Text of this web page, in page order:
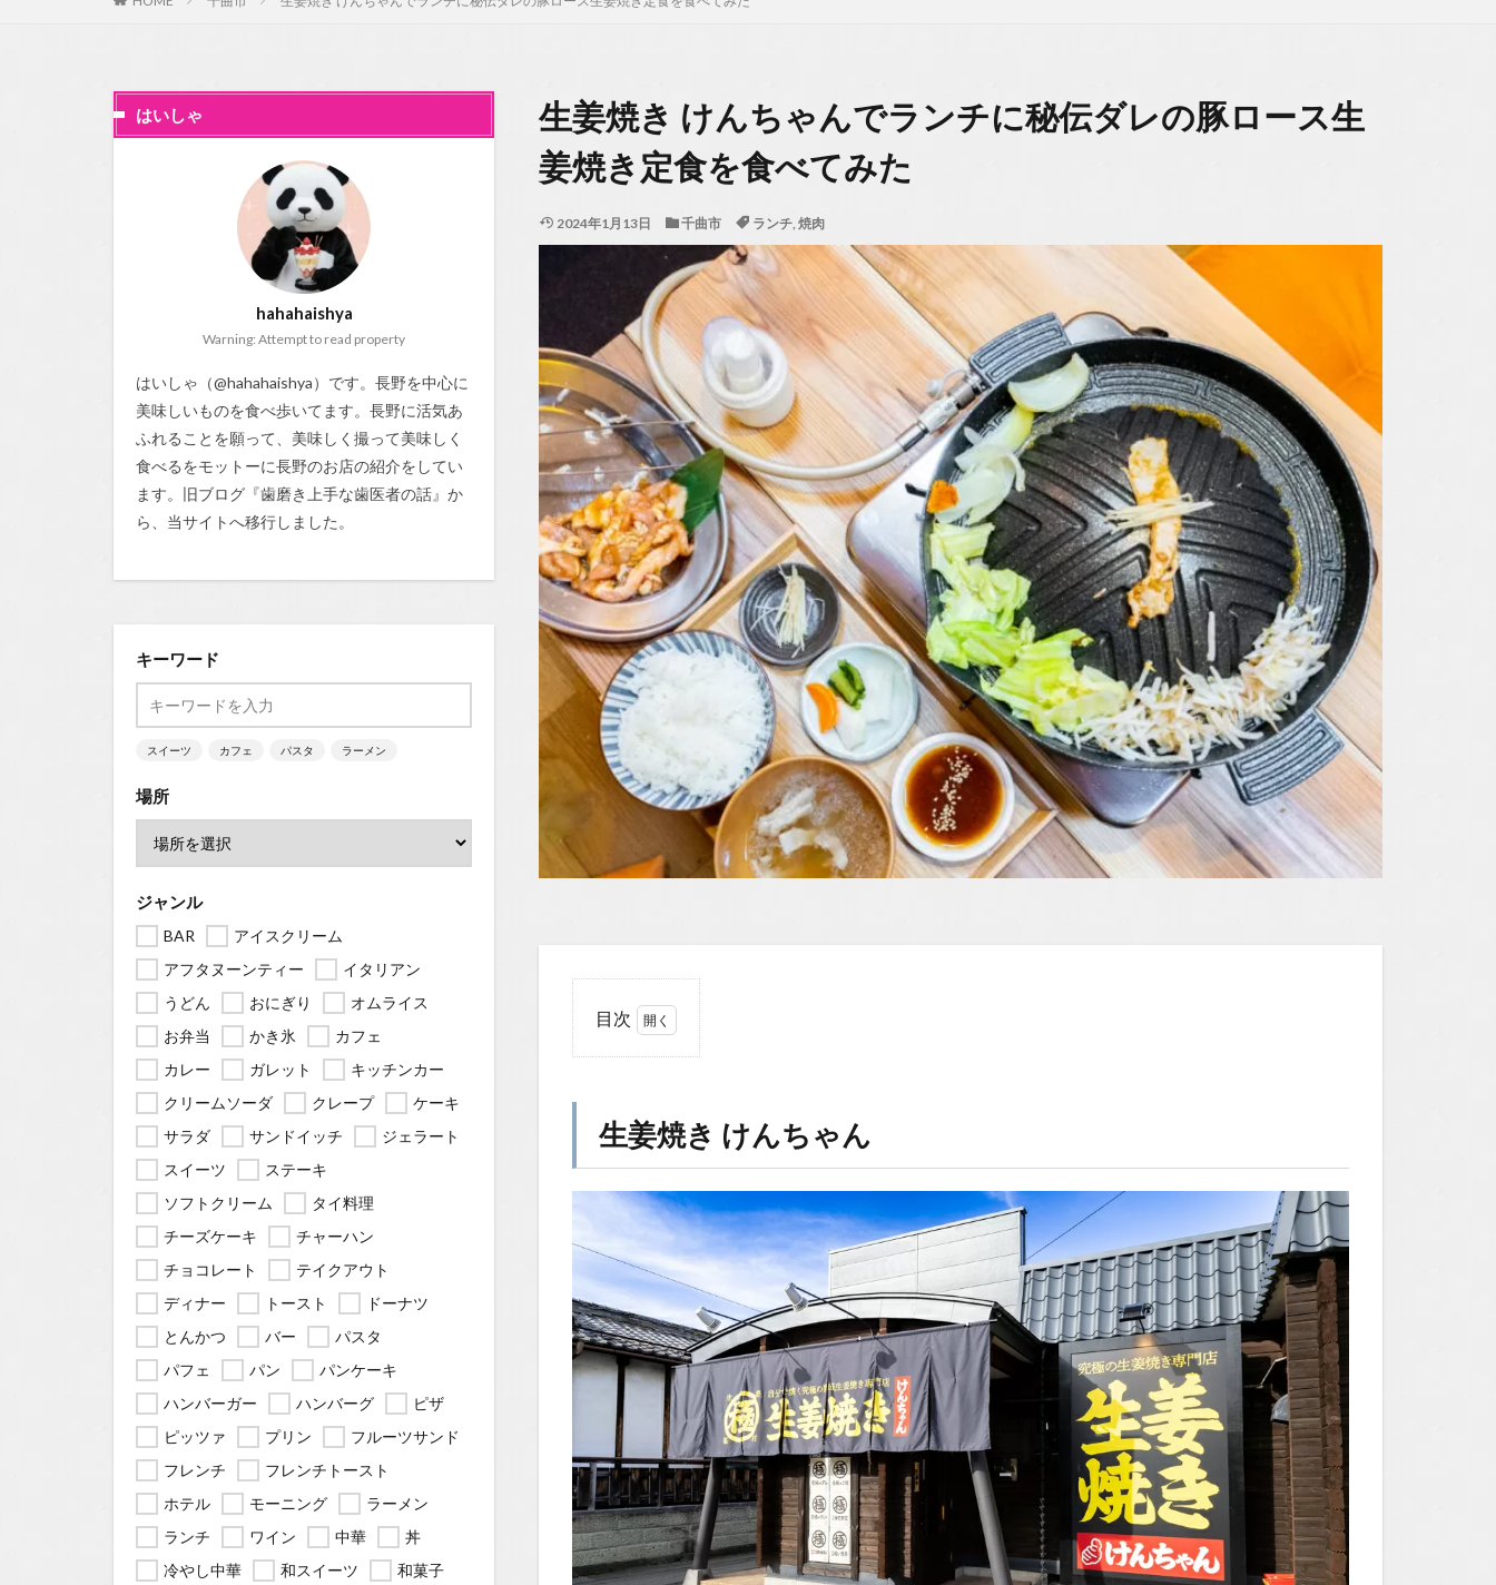
生姜焼き けんちゃんでランチに秘伝ダレの豚ロース生
姜焼き定食を食べてみた
2024年1月13日 千曲市 ランチ, 焼肉
目次
焼
き
け
ん
ん
1.1
場所
1.2
You
Tube
1.2.1
はいし
ゃの食
べ歩き
You
Tubeチ
生姜焼き けんちゃん
はいしゃ
hahahaishya
Warning: Attempt to read property
はいしゃ（@hahahaishya）です。長野を中心に
美味しいものを食べ歩いてます。長野に活気あ
ふれることを願って、美味しく撮って美味しく
食べるをモットーに長野のお店の紹介をしてい
ます。旧ブログ『歯磨き上手な歯医者の話』か
ら、当サイトへ移行しました。
キーワード
スイーツ カフェ パスタ ラーメン
場所
ジャンル
BAR
アイスクリーム
アフタヌーンティー
イタリアン
うどん
おにぎり
オムライス
お弁当
かき氷
カフェ
カレー
ガレット
キッチンカー
クリームソーダ
クレープ
ケーキ
サラダ
サンドイッチ
ジェラート
スイーツ
ステーキ
ソフトクリーム
タイ料理
チーズケーキ
チャーハン
チョコレート
テイクアウト
ディナー
トースト
ドーナツ
とんかつ
バー
パスタ
パフェ
パン
パンケーキ
ハンバーガー
ハンバーグ
ピザ
ピッツァ
プリン
フルーツサンド
フレンチ
フレンチトースト
ホテル
モーニング
ラーメン
ランチ
ワイン 中華
丼
冷やし中華
和スイーツ
和菓子